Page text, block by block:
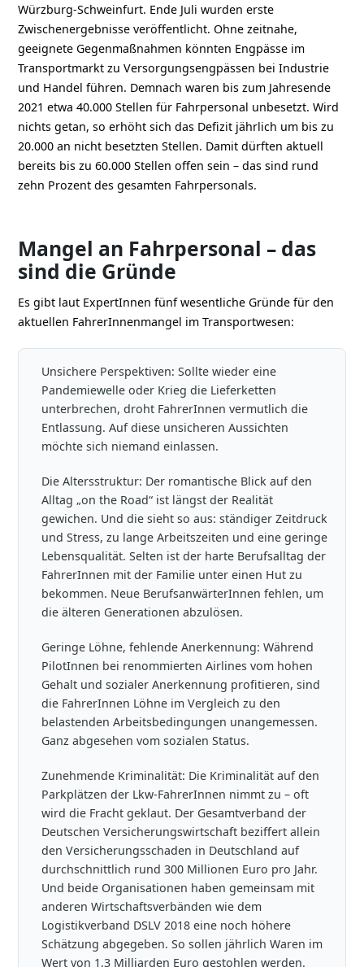
Würzburg-Schweinfurt. Ende Juli wurden erste
Zwischenergebnisse veröffentlicht. Ohne zeitnahe,
geeignete Gegenmaßnahmen könnten Engpässe im
Transportmarkt zu Versorgungsengpässen bei Industrie
und Handel führen. Demnach waren bis zum Jahresende
2021 etwa 40.000 Stellen für Fahrpersonal unbesetzt. Wird
nichts getan, so erhöht sich das Defizit jährlich um bis zu
20.000 an nicht besetzten Stellen. Damit dürften aktuell
bereits bis zu 60.000 Stellen offen sein – das sind rund
zehn Prozent des gesamten Fahrpersonals.
Mangel an Fahrpersonal – das
sind die Gründe
Es gibt laut ExpertInnen fünf wesentliche Gründe für den
aktuellen FahrerInnenmangel im Transportwesen:
Unsichere Perspektiven: Sollte wieder eine
Pandemiewelle oder Krieg die Lieferketten
unterbrechen, droht FahrerInnen vermutlich die
Entlassung. Auf diese unsicheren Aussichten
möchte sich niemand einlassen.
Die Altersstruktur: Der romantische Blick auf den
Alltag „on the Road“ ist längst der Realität
gewichen. Und die sieht so aus: ständiger Zeitdruck
und Stress, zu lange Arbeitszeiten und eine geringe
Lebensqualität. Selten ist der harte Berufsalltag der
FahrerInnen mit der Familie unter einen Hut zu
bekommen. Neue BerufsanwärterInnen fehlen, um
die älteren Generationen abzulösen.
Geringe Löhne, fehlende Anerkennung: Während
PilotInnen bei renommierten Airlines vom hohen
Gehalt und sozialer Anerkennung profitieren, sind
die FahrerInnen Löhne im Vergleich zu den
belastenden Arbeitsbedingungen unangemessen.
Ganz abgesehen vom sozialen Status.
Zunehmende Kriminalität: Die Kriminalität auf den
Parkplätzen der Lkw-FahrerInnen nimmt zu – oft
wird die Fracht geklaut. Der Gesamtverband der
Deutschen Versicherungswirtschaft beziffert allein
den Versicherungsschaden in Deutschland auf
durchschnittlich rund 300 Millionen Euro pro Jahr.
Und beide Organisationen haben gemeinsam mit
anderen Wirtschaftsverbänden wie dem
Logistikverband DSLV 2018 eine noch höhere
Schätzung abgegeben. So sollen jährlich Waren im
Wert von 1,3 Milliarden Euro gestohlen werden.